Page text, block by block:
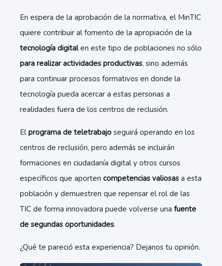
En espera de la aprobación de la normativa, el MinTIC
quiere contribuir al fomento de la apropiación de la
tecnología digitalen este tipo de poblaciones no sólo
para realizar actividades productivas, sino además
para continuar procesos formativos en donde la
tecnología pueda acercar a estas personas a
realidades fuera de los centros de reclusión.
El programa de teletrabajo seguirá operando en los
centros de reclusión, pero además se incluirán
formaciones en ciudadanía digital y otros cursos
específicos que aporten competencias valiosas a esta
población y demuestren que repensar el rol de las
TIC de forma innovadora puede volverse una fuente
de segundas oportunidades.
¿Qué te pareció esta experiencia? Dejanos tu opinión.